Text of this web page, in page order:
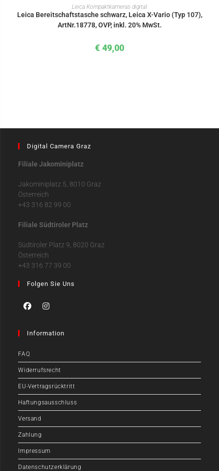
IN DEN WARENKORB
Leica Kompaktkameras digital
Leica Bereitschaftstasche schwarz, Leica X-Vario (Typ 107),
ArtNr.18778, OVP, inkl. 20% MwSt.
€ 49,00
Digital Camera Graz
Filiale Jakominiplatz
Jakominiplatz 5, 8010 Graz
Österreich
+43 316 82 99 00
Filiale Südtiroler Platz
Südtiroler Platz 9, 8020 Graz
Österreich
+43 316 77 39 00
Folgen Sie Uns
Information
FAQ
Widerrufsrecht
EU-Vertragsrücktritt
Haftungsausschluss
Versand
Zahlung
Impressum
Datenschutzerklärung